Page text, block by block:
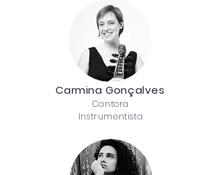
Carmina Gonçalves
Cantora
Instrumentista